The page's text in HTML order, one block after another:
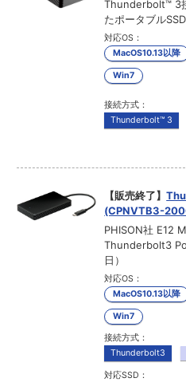
Thunderbolt™ 3
たポータブル
対応OS：
MacOS10.13以降
Win7
接続方式：
Thunderbolt™ 3
【販売終了】
(CPNVTB3-
PHISON社 E12
Thunderbolt3
日）
対応OS：
MacOS10.13以降
Win7
接続方式：
Thunderbolt3
対応SSD：